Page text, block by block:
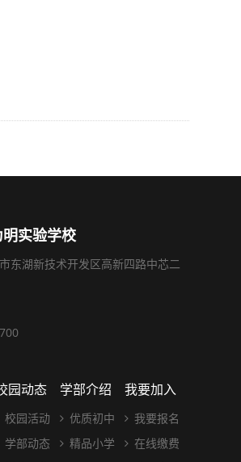
实验学校
东湖新技术开发区高新四路中芯二
园动态
校园活动
学部动态
学部介绍
优质初中
精品小学
我要加入
我要报名
在线缴费